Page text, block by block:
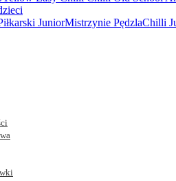
JuniorMistrzynie PędzlaChilli